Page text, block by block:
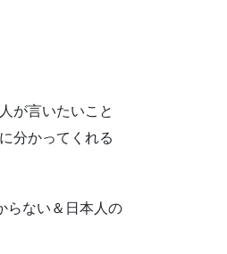
が言いたいこと
分かってくれる
らない＆日本人の